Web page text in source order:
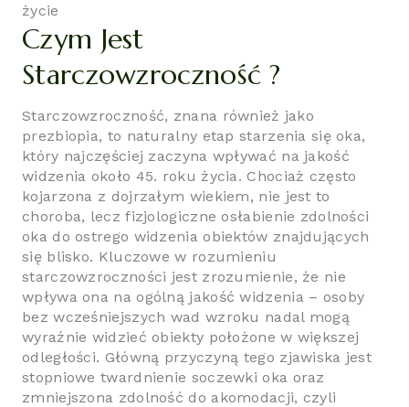
życie
Czym Jest
Starczowzroczność ?
Starczowzroczność, znana również jako
prezbiopia, to naturalny etap starzenia się oka,
który najczęściej zaczyna wpływać na jakość
widzenia około 45. roku życia. Chociaż często
kojarzona z dojrzałym wiekiem, nie jest to
choroba, lecz fizjologiczne osłabienie zdolności
oka do ostrego widzenia obiektów znajdujących
się blisko. Kluczowe w rozumieniu
starczowzroczności jest zrozumienie, że nie
wpływa ona na ogólną jakość widzenia – osoby
bez wcześniejszych wad wzroku nadal mogą
wyraźnie widzieć obiekty położone w większej
odległości. Główną przyczyną tego zjawiska jest
stopniowe twardnienie soczewki oka oraz
zmniejszona zdolność do akomodacji, czyli